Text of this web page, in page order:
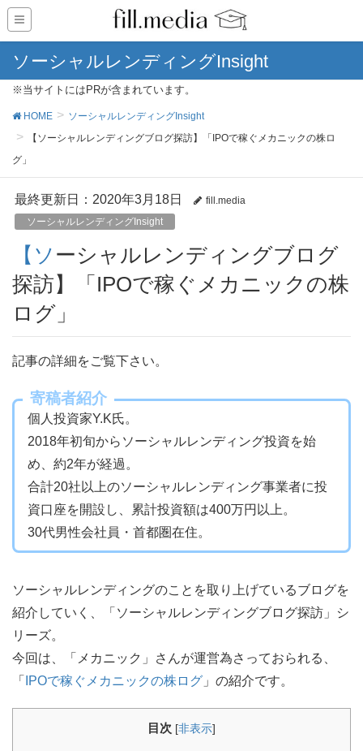
ソーシャルレンディングInsight
※当サイトにはPRが含まれています。
HOME
ソーシャルレンディングInsight
【ソーシャルレンディングブログ探訪】「IPOで稼ぐメカニックの株ロ
グ」
最終更新日：2020年3月18日
fill.media
ソーシャルレンディングInsight
【ソーシャルレンディングブログ
探訪】「IPOで稼ぐメカニックの株
ログ」
記事の詳細をご覧下さい。
寄稿者紹介
個人投資家Y.K氏。
2018年初旬からソーシャルレンディング投資を始
め、約2年が経過。
合計20社以上のソーシャルレンディング事業者に投
資口座を開設し、累計投資額は400万円以上。
30代男性会社員・首都圏在住。
ソーシャルレンディングのことを取り上げているブログを
紹介していく、「ソーシャルレンディングブログ探訪」シ
リーズ。
今回は、「メカニック」さんが運営為さっておられる、
「
IPOで稼ぐメカニックの株ログ 」の紹介です。
目次 [非表示]